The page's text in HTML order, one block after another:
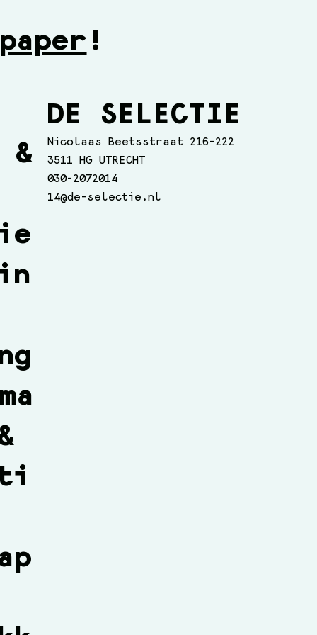
!
&
DE SELECTIE
Nicolaas Beetsstraat 216-222
3511 HG UTRECHT
030-2072014
14@de-selectie.nl